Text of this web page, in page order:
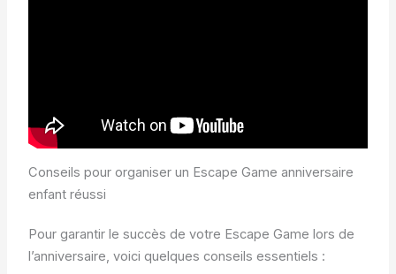
Conseils pour organiser un Escape Game anniversaire
enfant réussi
Pour garantir le succès de votre Escape Game lors de
l’anniversaire, voici quelques conseils essentiels :